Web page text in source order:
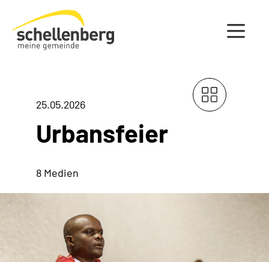
Gemeinde Schellenberg Startseite
25.05.2026
Urbansfeier
8 Medien